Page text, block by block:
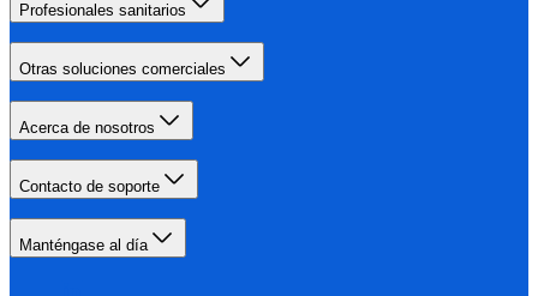
Profesionales sanitarios
Otras soluciones comerciales
Acerca de nosotros
Contacto de soporte
Manténgase al día